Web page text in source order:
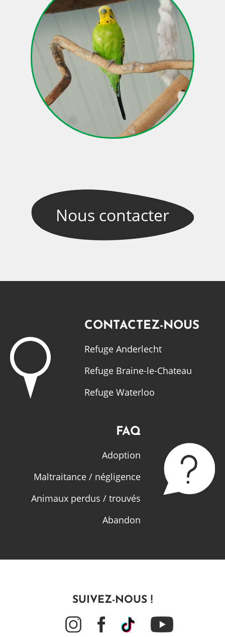
Nous contacter
CONTACTEZ-NOUS
Refuge Anderlecht
Refuge Braine-le-Chateau
Refuge Waterloo
FAQ
Adoption
Maltraitance / négligence
Animaux perdus / trouvés
Abandon
SUIVEZ-NOUS !